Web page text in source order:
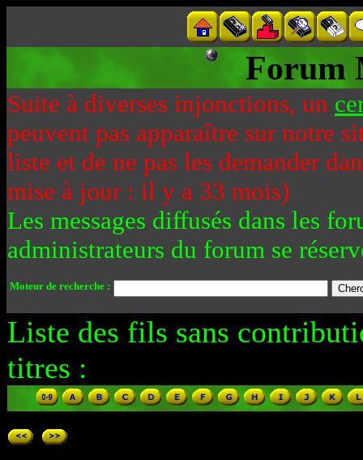
Forum
Suite à diverses injonctions, un
peuvent pas apparaître sur notre
liste et de ne pas les demander
mise à jour : il y a 33 mois)
Les messages diffusés dans les
administrateurs du forum se
Moteur de recherche :
Liste des fils sans
titres :